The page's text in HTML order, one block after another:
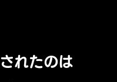
れたのは